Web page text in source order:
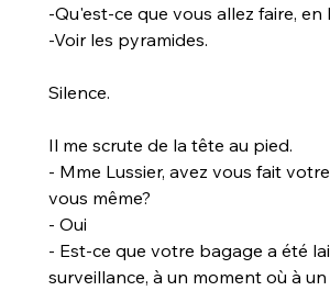
-Qu'est-ce que vous allez faire, en
-Voir les pyramides.
Silence.
Il me scrute de la tête au pied.
- Mme Lussier, avez vous fait
vous même?
- Oui
- Est-ce que votre bagage a été
surveillance, à un moment où à un